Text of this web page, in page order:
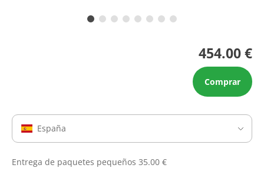
454.00 €
Comprar
España
Entrega de paquetes pequeños 35.00 €